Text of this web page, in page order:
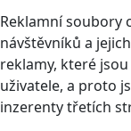
Reklamní soubory
návštěvníků a
reklamy, které
uživatele, a proto
inzerenty třetích